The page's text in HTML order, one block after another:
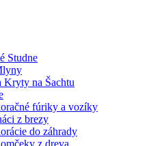
Studne
Kryty na Šachtu
fúriky a vozíky
z brezy
do záhrady
z dreva